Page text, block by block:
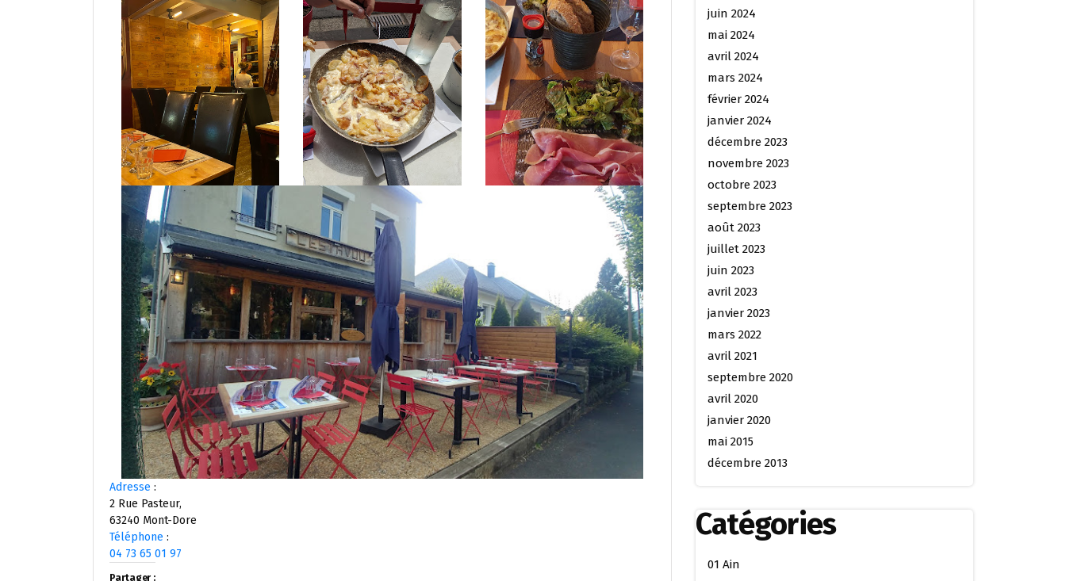
Adresse :
2 Rue Pasteur,
63240 Mont-Dore
Téléphone :
04 73 65 01 97
Partager :
juin 2024
mai 2024
avril 2024
mars 2024
février 2024
janvier 2024
décembre 2023
novembre 2023
octobre 2023
septembre 2023
août 2023
juillet 2023
juin 2023
avril 2023
janvier 2023
mars 2022
avril 2021
septembre 2020
avril 2020
janvier 2020
mai 2015
décembre 2013
Catégories
01 Ain